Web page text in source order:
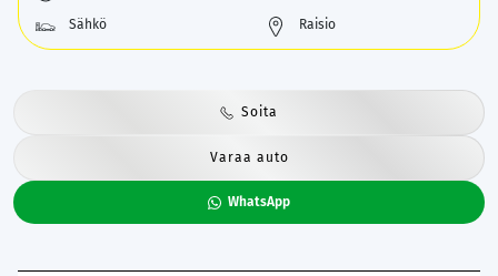
Sähkö Raisio
Soita
Varaa auto
WhatsApp